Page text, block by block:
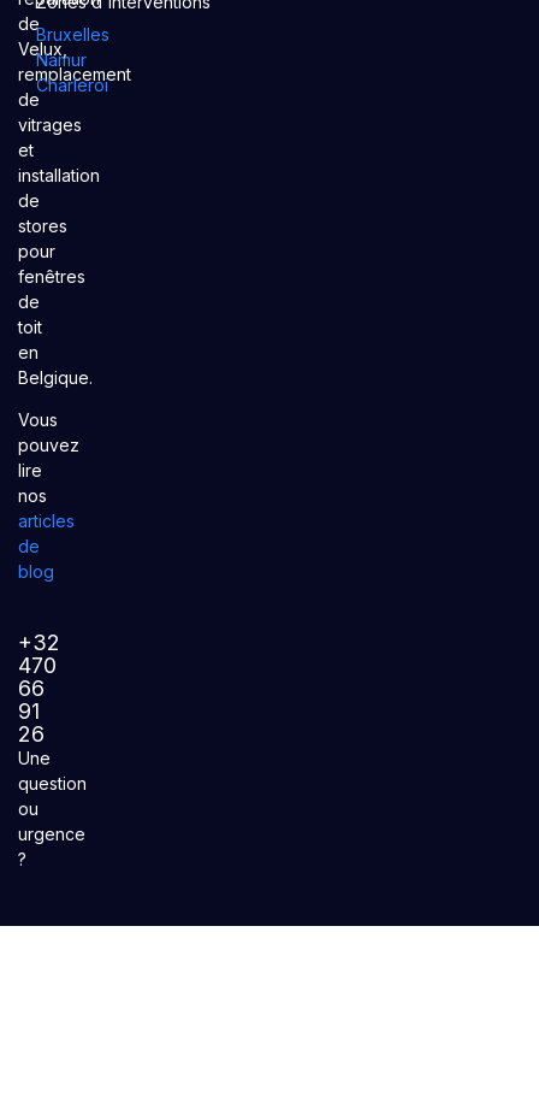
de
Velux,
remplacement
de
vitrages
et
installation
de
stores
pour
fenêtres
de
toit
en
Belgique.
Vous
pouvez
lire
nos
articles
de
blog
+32
470
66
91
26
Une
question
ou
urgence
?
Bruxelles
Namur
Charleroi